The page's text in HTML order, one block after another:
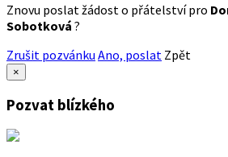
Znovu poslat žádost o přátelství pro
Sobotková ?
Zrušit pozvánku Ano, poslat Zpět
×
Pozvat blízkého